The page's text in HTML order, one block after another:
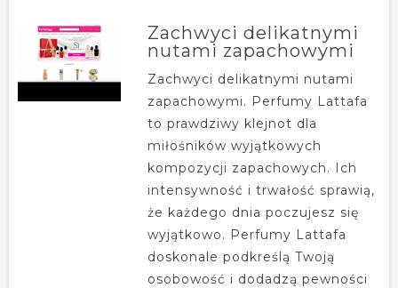
Zachwyci delikatnymi
nutami zapachowymi
Zachwyci delikatnymi nutami
zapachowymi. Perfumy Lattafa
to prawdziwy klejnot dla
miłośników wyjątkowych
kompozycji zapachowych. Ich
intensywność i trwałość sprawią,
że każdego dnia poczujesz się
wyjątkowo. Perfumy Lattafa
doskonale podkreślą Twoją
osobowość i dodadzą pewności